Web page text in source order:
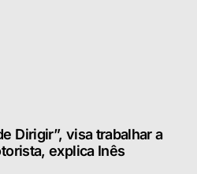
Dirigir”, visa trabalhar a
explica Inês